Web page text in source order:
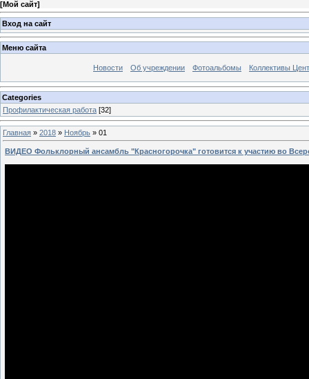
[Мой сайт]
Вход на сайт
Меню сайта
Новости Об учреждении Фотоальбомы Коллективы
Categories
Профилактическая работа [32]
Главная » 2018 » Ноябрь » 01
ВИДЕО Фольклорный ансамбль "Красногорочка" готовится к участию во